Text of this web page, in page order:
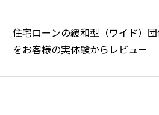
住宅ローンの緩和型（ワイド）
をお客様の実体験からレビュー